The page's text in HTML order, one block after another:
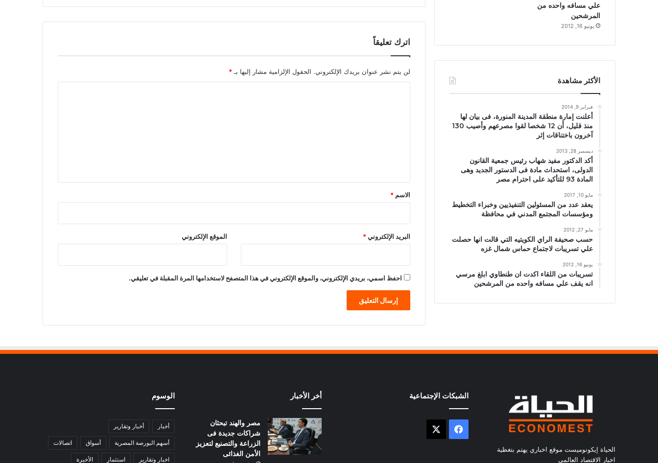
اترك تعليقاً
لن يتم نشر عنوان بريدك الإلكتروني. الحقول الإلزامية مشار إليها بـ *
*
الاسم *
البريد الإلكتروني* الموقع الإلكتروني
احفظ اسمي، بريدي الإلكتروني، والموقع الإلكتروني في هذا المتصفح لاستخدامها المرة المقبلة في تعليقي.
علي مسافه واحده من
المرشحين
يونيو 16, 2012
الأكثر مشاهدة
فبراير 9, 2014
أعلنت إمارة منطقة المدينة المنورة، فى بيان لها
منذ قليل، أن 12 شخصا لقوا مصرعهم وأصيب 130
آخرون باختناقات إثر
ديسمبر 28, 2013
أكد الدكتور مفيد شهاب رئيس جمعية القانون
الدولى، استحداث مادة فى الدستور الجديد وهى
المادة 93 للتأكيد على احترام مصر
مايو 10, 2017
يعقد عدد من المسئولين التنفيذيين وخبراء التخطيط
ومؤسسات المجتمع المدني في محافظة
مايو 27, 2012
حسب صحيفة الراي الكويتيه التي قالت انها حصلت
علي تسريبات لاجتماع حماس شمال غزه
يونيو 16, 2012
تسريبات من اللقاء اكدت ان طنطاوي ابلغ مرسي
انه يقف علي مسافه واحده من المرشحين
الحياة إيكونوميست موقع اخباري يهتم بتغظية
اخبار الاقتصاد العالمي
الشبكات الإجتماعية
فيسبوك
أخر الأخبار
مصر والهند تبحثان
شراكات جديدة فى
الزراعة والتصنيع لتعزيز
الأمن الغذائى
الوسوم
أخبار أخبار وتقارير
أسهم البورصة المصرية أسواق اتصالات
اخبار وتقارير استثمار الأخيرة